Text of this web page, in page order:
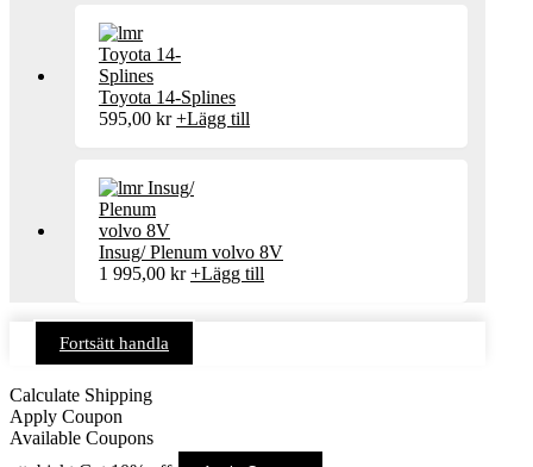
Toyota 14-Splines
595,00 kr +Lägg till
Insug/ Plenum volvo 8V
1 995,00 kr +Lägg till
Fortsätt handla
Calculate Shipping
Apply Coupon
Available Coupons